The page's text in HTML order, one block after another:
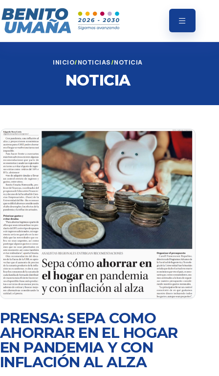
INICIO NOTICIAS NOTICIA
NOTICIA
PRENSA: SEPA COMO
AHORRAR EN EL HOGAR
EN PANDEMIA Y CON
INFLACIÓN AL ALZA